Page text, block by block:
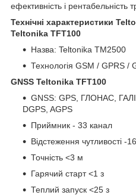
ефективність і рентабельність
Технічні характеристики
Teltonika TFT100
Назва: Teltonika TM2500
Технологія GSM / GPRS /
GNSS Teltonika TFT100
GNSS: GPS, ГЛОНАС,
DGPS, AGPS
Приймник - 33 канал
Відстеження чутливості -
Точність <3 м
Гарячий старт <1 з
Теплий запуск <25 з